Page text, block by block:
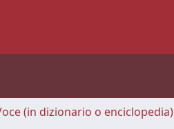
(in dizionario o enciclopedia)